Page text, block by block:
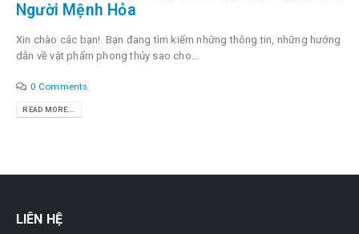
Người Mệnh Hỏa
Xin chào các bạn! Bạn đang tìm kiếm những thông tin, những hướng
dẫn về vật phẩm phong thủy sao cho...
0 Comments
READ MORE...
LIÊN HỆ